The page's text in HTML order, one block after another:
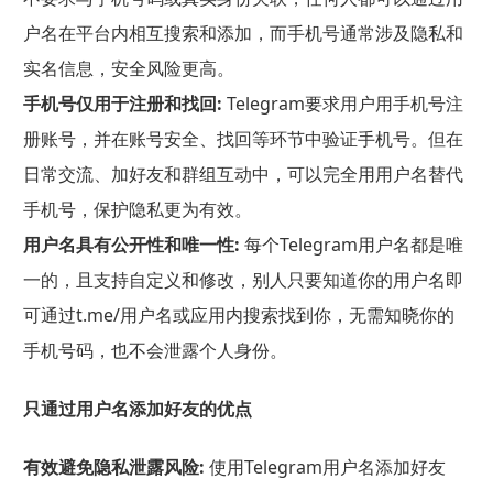
户名在平台内相互搜索和添加，而手机号通常涉及隐私和
实名信息，安全风险更高。
手机号仅用于注册和找回: Telegram要求用户用手机号注
册账号，并在账号安全、找回等环节中验证手机号。但在
日常交流、加好友和群组互动中，可以完全用用户名替代
手机号，保护隐私更为有效。
用户名具有公开性和唯一性: 每个Telegram用户名都是唯
一的，且支持自定义和修改，别人只要知道你的用户名即
可通过t.me/用户名或应用内搜索找到你，无需知晓你的
手机号码，也不会泄露个人身份。
只通过用户名添加好友的优点
有效避免隐私泄露风险: 使用Telegram用户名添加好友